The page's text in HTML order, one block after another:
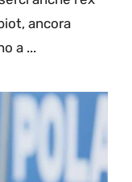
ancora
a ...